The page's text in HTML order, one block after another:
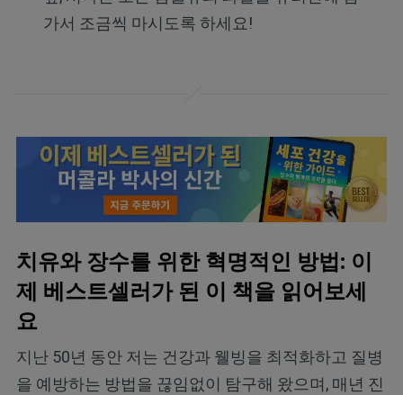
가서 조금씩 마시도록 하세요!
치유와 장수를 위한 혁명적인 방법: 이
제 베스트셀러가 된 이 책을 읽어보세
요
지난 50년 동안 저는 건강과 웰빙을 최적화하고 질병
을 예방하는 방법을 끊임없이 탐구해 왔으며, 매년 진